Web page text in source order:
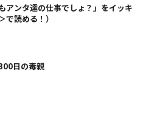
アンタ達の仕事でしょ？」をイッキ
で読める！）
日の毒親